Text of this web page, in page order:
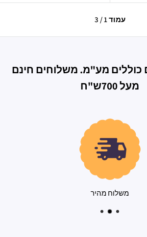
עמוד 1 / 3
כוללים מע"מ. משלוחים חינם
מעל 700ש"ח
משלוח מהיר